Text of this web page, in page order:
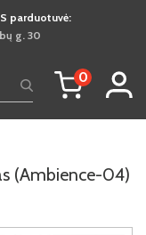
parduotuvė:
g. 30
0
(Ambience-04)